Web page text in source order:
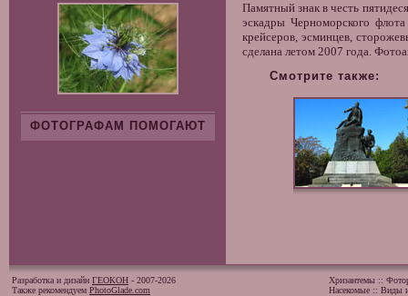
ФОТОГРАФАМ ПОМОГАЮТ
Памятный знак в честь
эскадры Черноморского
крейсеров, эсминцев,
сделана летом 2007 года.
Смотрите также:
Разработка и дизайн ГЕОКОН - 2007-2026
Также рекомендуем PhotoGlade.com
Хризантемы ::
Насекомые :: Виды